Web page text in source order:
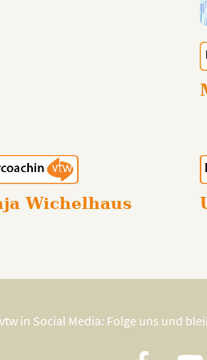
Wichelhaus
in Social Media: Folge uns und